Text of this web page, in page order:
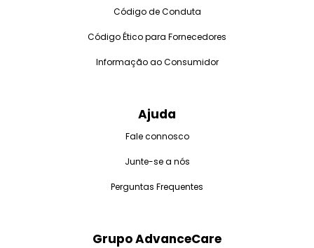
Código de Conduta
Código Ético para Fornecedores
Informação ao Consumidor
Ajuda
Fale connosco
Junte-se a nós
Perguntas Frequentes
Grupo AdvanceCare